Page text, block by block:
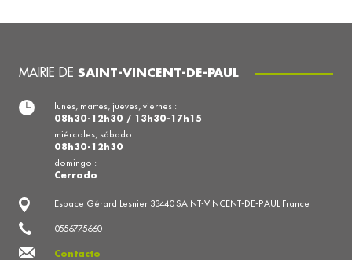
MAIRIE DE SAINT-VINCENT-DE-PAUL
Espace Gérard Lesnier 33440 SAINT-VINCENT-DE-PAUL France
0556775660
Contacto
lunes, martes, jueves, viernes :
08h30-12h30 / 13h30-17h15
miércoles, sábado :
08h30-12h30
domingo :
Cerrado